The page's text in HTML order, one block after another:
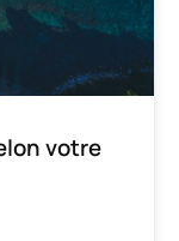
votre